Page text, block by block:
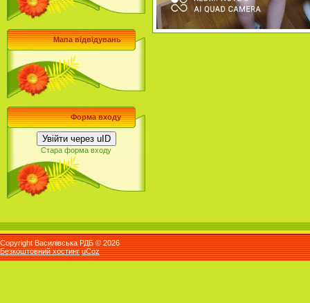
Мапа відвідувань
Форма входу
Увійти через uID
Стара форма входу
Copyright Василівська РДБ © 2026
Безкоштовний хостинг uCoz